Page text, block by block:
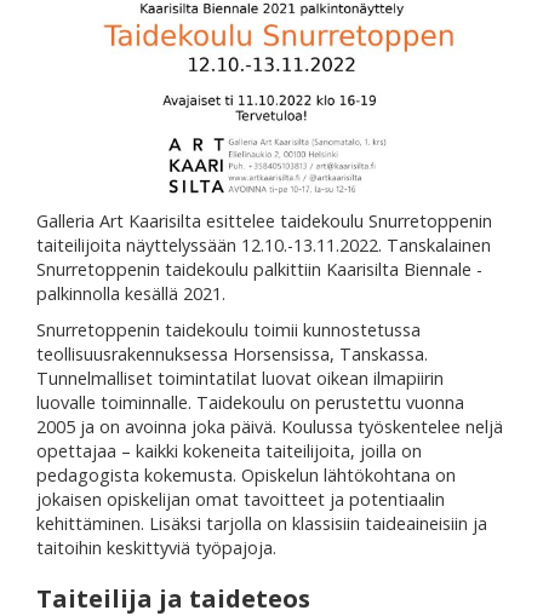
Galleria Art Kaarisilta esittelee taidekoulu Snurretoppenin
taiteilijoita näyttelyssään 12.10.-13.11.2022. Tanskalainen
Snurretoppenin taidekoulu palkittiin Kaarisilta Biennale -
palkinnolla kesällä 2021.
Snurretoppenin taidekoulu toimii kunnostetussa
teollisuusrakennuksessa Horsensissa, Tanskassa.
Tunnelmalliset toimintatilat luovat oikean ilmapiirin
luovalle toiminnalle. Taidekoulu on perustettu vuonna
2005 ja on avoinna joka päivä. Koulussa työskentelee neljä
opettajaa – kaikki kokeneita taiteilijoita, joilla on
pedagogista kokemusta. Opiskelun lähtökohtana on
jokaisen opiskelijan omat tavoitteet ja potentiaalin
kehittäminen. Lisäksi tarjolla on klassisiin taideaineisiin ja
taitoihin keskittyviä työpajoja.
Taiteilija ja taideteos